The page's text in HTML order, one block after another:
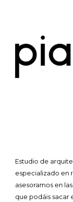
Estudio de
especializado en
asesoramos en
que podáis sacar